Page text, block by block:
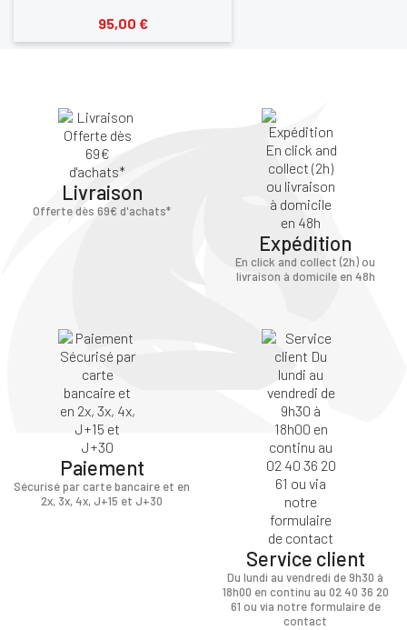
95,00 €
Livraison
Offerte dès 69€ d'achats*
Expédition
En click and collect (2h) ou
livraison à domicile en 48h
Paiement
Sécurisé par carte bancaire et en
2x, 3x, 4x, J+15 et J+30
Service client
Du lundi au vendredi de 9h30 à
18h00 en continu au 02 40 36 20
61 ou via notre formulaire de
contact